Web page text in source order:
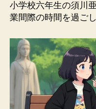
小学校六年生の須川
業間際の時間を過ご